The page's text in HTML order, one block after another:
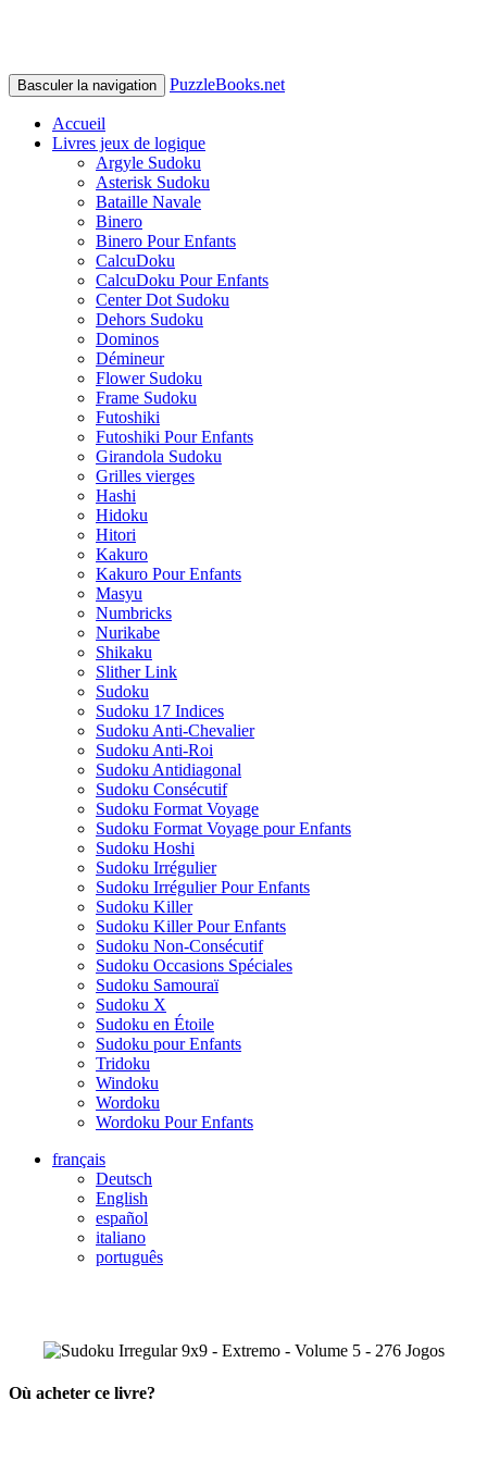
Basculer la navigation PuzzleBooks.net
Accueil
Livres jeux de logique
Argyle Sudoku
Asterisk Sudoku
Bataille Navale
Binero
Binero Pour Enfants
CalcuDoku
CalcuDoku Pour Enfants
Center Dot Sudoku
Dehors Sudoku
Dominos
Démineur
Flower Sudoku
Frame Sudoku
Futoshiki
Futoshiki Pour Enfants
Girandola Sudoku
Grilles vierges
Hashi
Hidoku
Hitori
Kakuro
Kakuro Pour Enfants
Masyu
Numbricks
Nurikabe
Shikaku
Slither Link
Sudoku
Sudoku 17 Indices
Sudoku Anti-Chevalier
Sudoku Anti-Roi
Sudoku Antidiagonal
Sudoku Consécutif
Sudoku Format Voyage
Sudoku Format Voyage pour Enfants
Sudoku Hoshi
Sudoku Irrégulier
Sudoku Irrégulier Pour Enfants
Sudoku Killer
Sudoku Killer Pour Enfants
Sudoku Non-Consécutif
Sudoku Occasions Spéciales
Sudoku Samouraï
Sudoku X
Sudoku en Étoile
Sudoku pour Enfants
Tridoku
Windoku
Wordoku
Wordoku Pour Enfants
français
Deutsch
English
español
italiano
português
Où acheter ce livre?